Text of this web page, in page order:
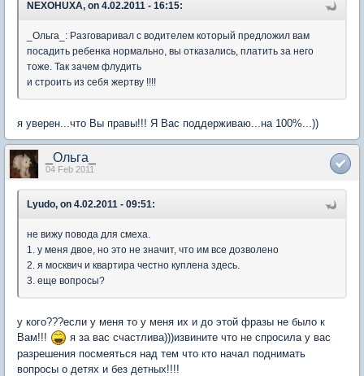
NEXOHUXA, on 4.02.2011 - 16:15:
_Ольга_: Разговаривал с водителем который предложил вам
посадить ребенка нормально, вы отказались, платить за него
тоже. Так зачем флудить
и строить из себя жертву !!!!
я уверен...что Вы правы!!! Я Вас поддерживаю...на 100%...))
_Ольга_
04 Feb 2011
Lyudo, on 4.02.2011 - 09:51:
не вижу повода для смеха.
1. у меня двое, но это не значит, что им все дозволено
2. я москвич и квартира честно куплена здесь.
3. еще вопросы?
у кого???если у меня то у меня их и до этой фразы не было к
Вам!!!
я за вас счастлива)))извините что не спросила у вас
разрешения посмеяться над тем что кто начал поднимать
вопросы о детях и без детных!!!!